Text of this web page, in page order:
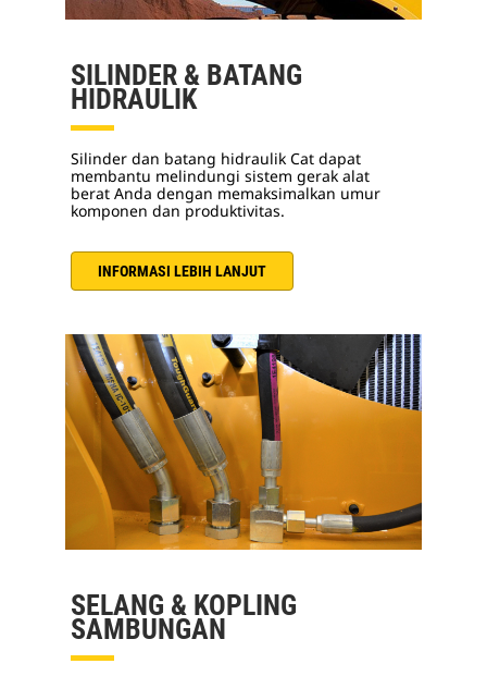
SILINDER & BATANG
HIDRAULIK
Silinder dan batang hidraulik Cat dapat
membantu melindungi sistem gerak alat
berat Anda dengan memaksimalkan umur
komponen dan produktivitas.
INFORMASI LEBIH LANJUT
SELANG & KOPLING
SAMBUNGAN